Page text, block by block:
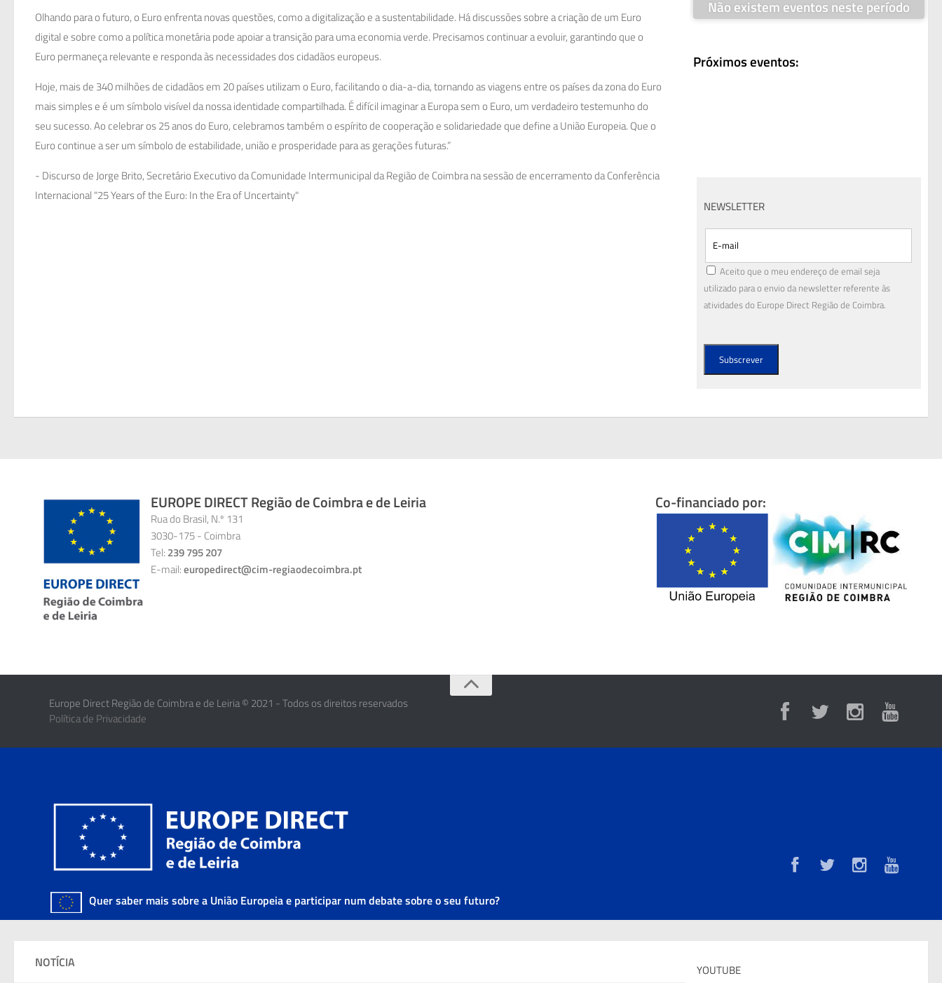
Olhando para o futuro, o Euro enfrenta novas questões, como a digitalização e a sustentabilidade. Há discussões sobre a criação de um Euro
digital e sobre como a política monetária pode apoiar a transição para uma economia verde. Precisamos continuar a evoluir, garantindo que o
Euro permaneça relevante e responda às necessidades dos cidadãos europeus.
Hoje, mais de 340 milhões de cidadãos em 20 países utilizam o Euro, facilitando o dia-a-dia, tornando as viagens entre os países da zona do Euro
mais simples e é um símbolo visível da nossa identidade compartilhada. É difícil imaginar a Europa sem o Euro, um verdadeiro testemunho do
seu sucesso. Ao celebrar os 25 anos do Euro, celebramos também o espírito de cooperação e solidariedade que define a União Europeia. Que o
Euro continue a ser um símbolo de estabilidade, união e prosperidade para as gerações futuras.”
- Discurso de Jorge Brito, Secretário Executivo da Comunidade Intermunicipal da Região de Coimbra na sessão de encerramento da Conferência
Internacional "25 Years of the Euro: In the Era of Uncertainty"
Não existem eventos neste período
Próximos eventos:
NEWSLETTER
Aceito que o meu endereço de email seja
utilizado para o envio da newsletter referente às
atividades do Europe Direct Região de Coimbra.
Co-financiado por:
EUROPE DIRECT Região de Coimbra e de Leiria
Rua do Brasil, N.º 131
3030-175 - Coimbra
Tel: 239 795 207
E-mail:europedirect@cim-regiaodecoimbra.pt
Europe Direct Região de Coimbra e de Leiria © 2021 - Todos os direitos reservados
Política de Privacidade
Quer saber mais sobre a União Europeia e participar num debate sobre o seu futuro?
NOTÍCIA YOUTUBE